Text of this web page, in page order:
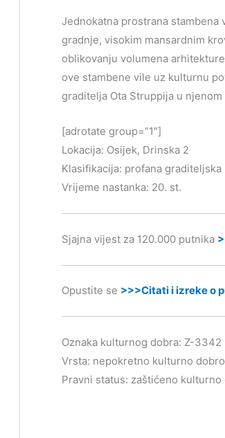
Jednokatna prostrana
gradnje, visokim mansardnim
oblikovanju volumena
ove stambene vile uz kulturnu
graditelja Ota Struppija u
[adrotate group=”1″]
Lokacija: Osijek, Drinska 2
Klasifikacija: profana graditeljska
Vrijeme nastanka: 20. st.
Sjajna vijest za 120.000 putnika
Opustite se >>>Citati i izreke o
Oznaka kulturnog dobra: Z-3342
Vrsta: nepokretno kulturno
Pravni status: zaštićeno kulturno